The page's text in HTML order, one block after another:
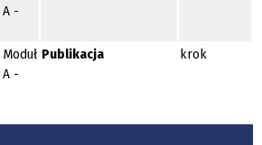
-
-
Publikacja krok